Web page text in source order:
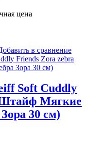
цена
в сравнение
Soft Cuddly
Мягкие
30 см)